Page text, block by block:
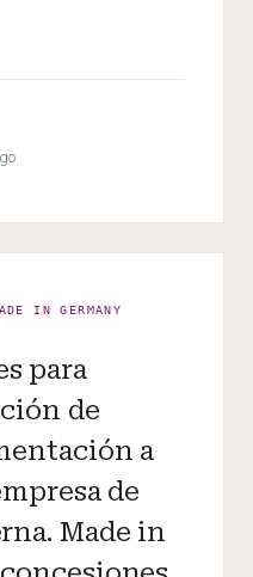
IN GERMANY
para
de
a
de
Made in